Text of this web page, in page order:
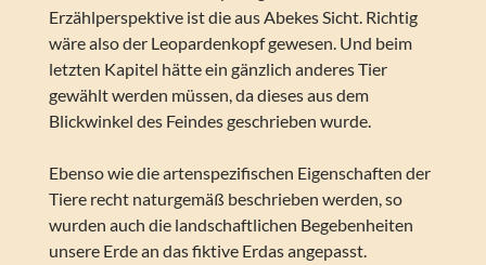
Erzählperspektive ist die aus Abekes Sicht. Richtig
wäre also der Leopardenkopf gewesen. Und beim
letzten Kapitel hätte ein gänzlich anderes Tier
gewählt werden müssen, da dieses aus dem
Blickwinkel des Feindes geschrieben wurde.
Ebenso wie die artenspezifischen Eigenschaften der
Tiere recht naturgemäß beschrieben werden, so
wurden auch die landschaftlichen Begebenheiten
unsere Erde an das fiktive Erdas angepasst.